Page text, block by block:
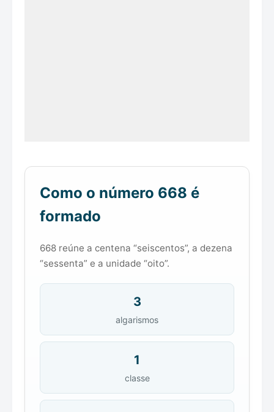
Como o número 668 é
formado
668 reúne a centena “seiscentos”, a dezena
“sessenta” e a unidade “oito”.
3
algarismos
1
classe